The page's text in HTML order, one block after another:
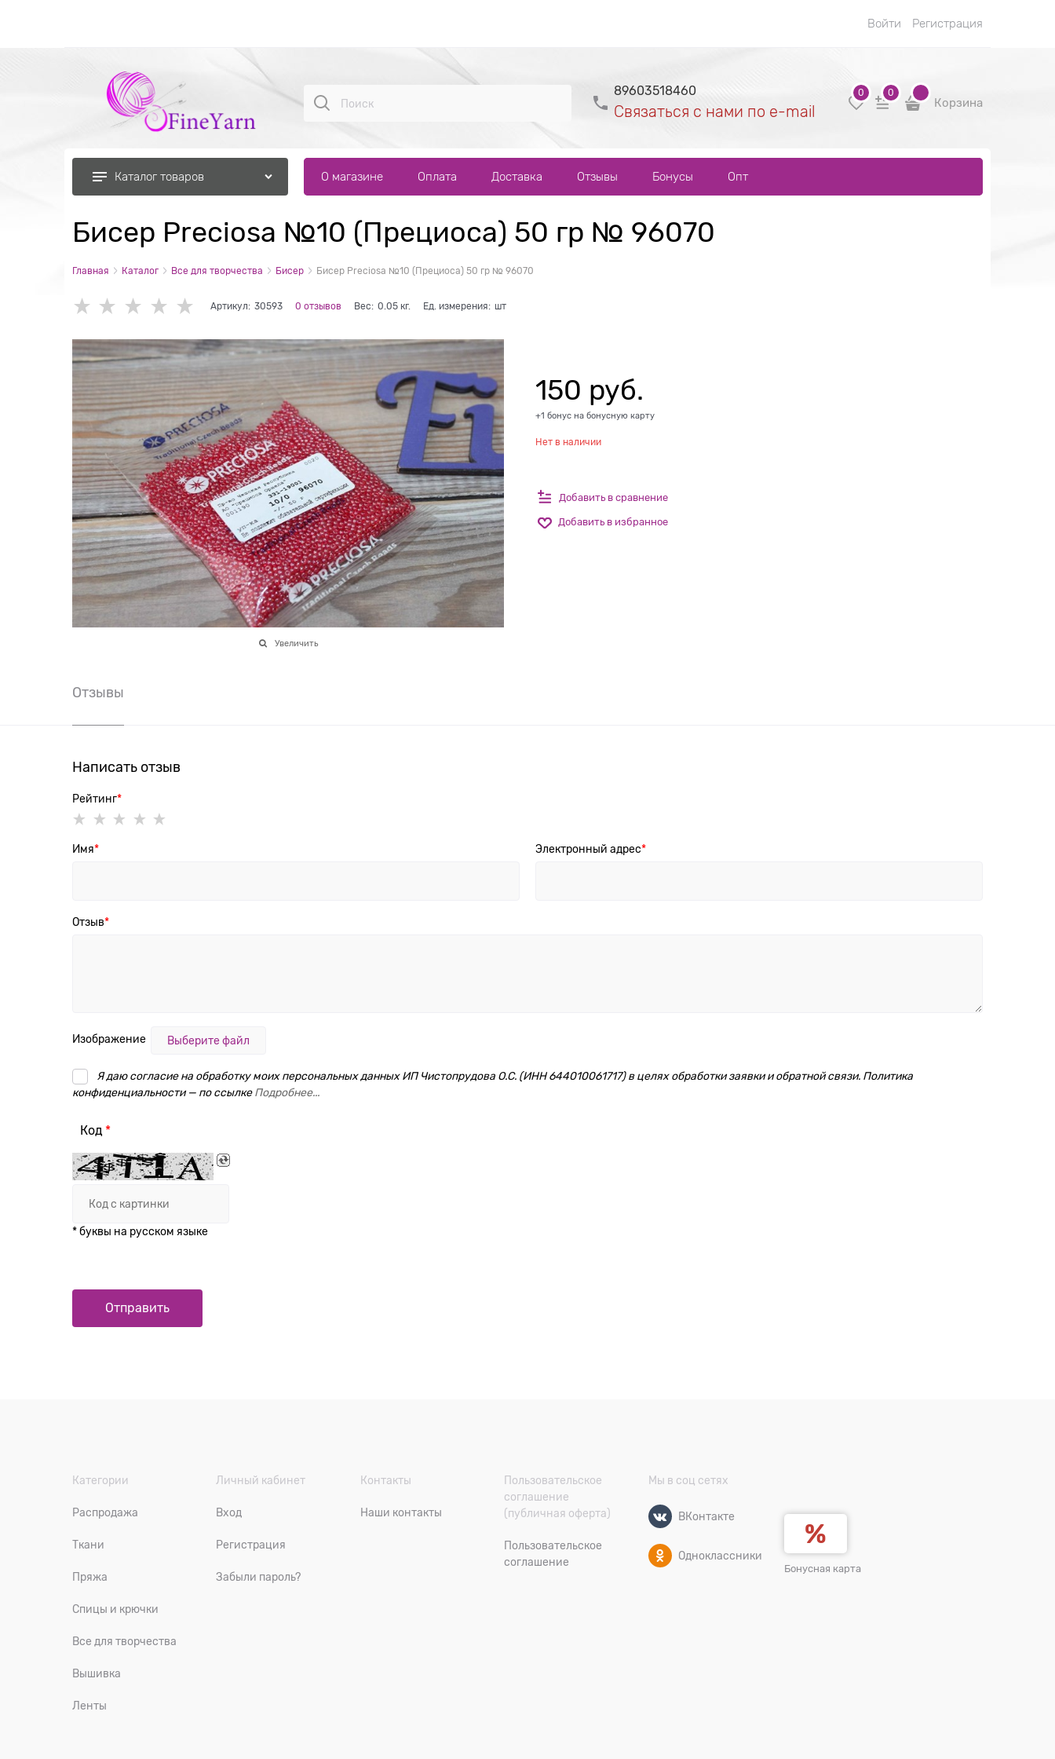
Войти Регистрация
89603518460
Связаться с нами по e-mail
0 0
Корзина
Каталог товаров О магазине Оплата Доставка Отзывы Бонусы Опт
Бисер Preciosa №10 (Прециоса) 50 гр № 96070
Главная Каталог Все для творчества Бисер Бисер Preciosa №10 (Прециоса) 50 гр № 96070
Артикул: 30593 0 отзывов Вес: 0.05кг. Ед. измерения: шт
Увеличить
150 руб.
+1 бонус на бонусную карту
Нет в наличии
Добавить в сравнение
Добавить в избранное
Отзывы
Написать отзыв
Рейтинг
Имя Электронный адрес
Отзыв
Изображение Выберите файл
Я даю согласие на обработку моих персональных данных ИП Чистопрудова О.С. (ИНН 644010061717) в целях обработки заявки и обратной связи. Политика
конфиденциальности — по ссылкеПодробнее...
Код
* буквы на русском языке
Категории
Распродажа
Ткани
Пряжа
Спицы и крючки
Все для творчества
Вышивка
Ленты
Личный кабинет
Вход
Регистрация
Забыли пароль?
Контакты
Наши контакты
Пользовательское
соглашение
(публичная оферта)
Пользовательское
соглашение
Мы в соц сетях
ВКонтакте
Одноклассники
Бонусная карта